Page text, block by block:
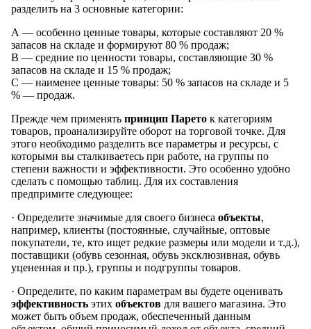
разделить на 3 основные категории:
А — особенно ценные товары, которые составляют 20 %
запасов на складе и формируют 80 % продаж;
В — средние по ценности товары, составляющие 30 %
запасов на складе и 15 % продаж;
С — наименее ценные товары: 50 % запасов на складе и 5
% — продаж.
Прежде чем применять принцип Парето к категориям
товаров, проанализируйте оборот на торговой точке. Для
этого необходимо разделить все параметры и ресурсы, с
которыми вы сталкиваетесь при работе, на группы по
степени важности и эффективности. Это особенно удобно
сделать с помощью таблиц. Для их составления
предпримите следующее:
· Определите значимые для своего бизнеса объекты,
например, клиенты (постоянные, случайные, оптовые
покупатели, те, кто ищет редкие размеры или модели и т.д.),
поставщики (обувь сезонная, обувь эксклюзивная, обувь
уцененная и пр.), группы и подгруппы товаров.
· Определите, по каким параметрам вы будете оценивать
эффективность этих объектов для вашего магазина. Это
может быть объем продаж, обеспеченный данным